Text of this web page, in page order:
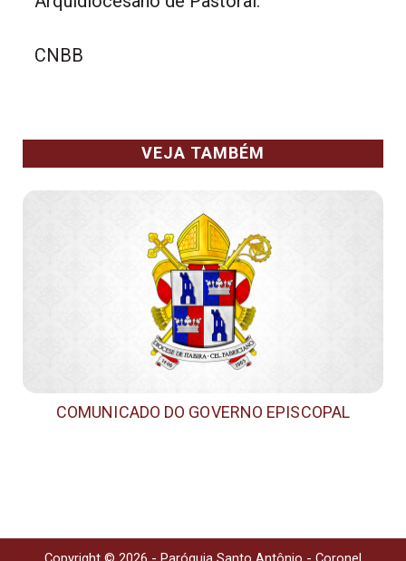
CNBB
VEJA TAMBÉM
COMUNICADO DO GOVERNO EPISCOPAL